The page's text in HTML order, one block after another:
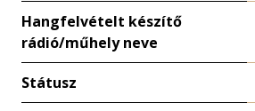
Hangfelvételt készítő
rádió/műhely neve
Státusz